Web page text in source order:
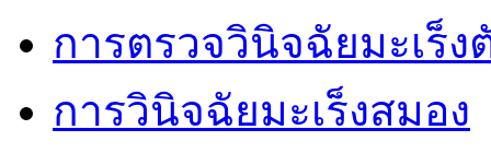
การตรวจวินิจฉัยมะเร็ง
การวินิจฉัยมะเร็งสมอง